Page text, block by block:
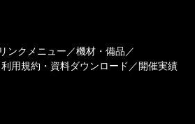
ンクメニュー
機材・備品
利用規約・資料ダウンロード 開催実績